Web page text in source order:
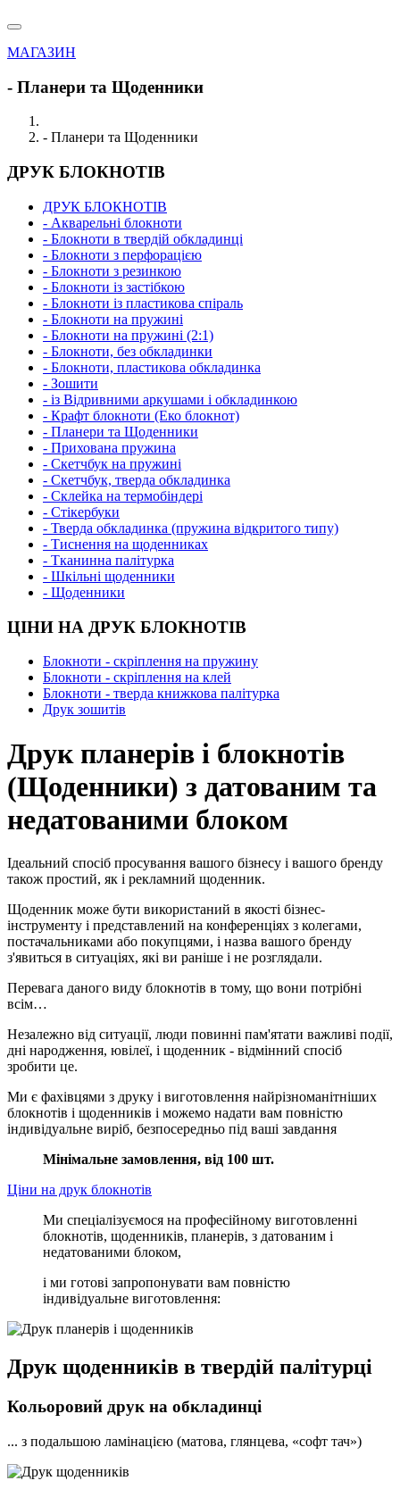
МАГАЗИН
- Планери та Щоденники
- Планери та Щоденники
ДРУК БЛОКНОТІВ
ДРУК БЛОКНОТІВ
- Акварельні блокноти
- Блокноти в твердій обкладинці
- Блокноти з перфорацією
- Блокноти з резинкою
- Блокноти із застібкою
- Блокноти із пластикова спіраль
- Блокноти на пружині
- Блокноти на пружині (2:1)
- Блокноти, без обкладинки
- Блокноти, пластикова обкладинка
- Зошити
- із Відривними аркушами і обкладинкою
- Крафт блокноти (Еко блокнот)
- Планери та Щоденники
- Прихована пружина
- Скетчбук на пружині
- Скетчбук, тверда обкладинка
- Склейка на термобіндері
- Стікербуки
- Тверда обкладинка (пружина відкритого типу)
- Тиснення на щоденниках
- Тканинна палітурка
- Шкільні щоденники
- Щоденники
ЦІНИ НА ДРУК БЛОКНОТІВ
Блокноти - скріплення на пружину
Блокноти - скріплення на клей
Блокноти - тверда книжкова палітурка
Друк зошитів
Друк планерів і блокнотів
(Щоденники) з датованим та
недатованими блоком
Ідеальний спосіб просування вашого бізнесу і вашого бренду
також простий, як і рекламний щоденник.
Щоденник може бути використаний в якості бізнес-
інструменту і представлений на конференціях з колегами,
постачальниками або покупцями, і назва вашого бренду
з'явиться в ситуаціях, які ви раніше і не розглядали.
Перевага даного виду блокнотів в тому, що вони потрібні
всім…
Незалежно від ситуації, люди повинні пам'ятати важливі події,
дні народження, ювілеї, і щоденник - відмінний спосіб
зробити це.
Ми є фахівцями з друку і виготовлення найрізноманітніших
блокнотів і щоденників і можемо надати вам повністю
індивідуальне виріб, безпосередньо під ваші завдання
Мінімальне замовлення, від 100 шт.
Ціни на друк блокнотів
Ми спеціалізуємося на професійному виготовленні
блокнотів, щоденників, планерів, з датованим і
недатованими блоком,
і ми готові запропонувати вам повністю
індивідуальне виготовлення:
Друк щоденників в твердій палітурці
Кольоровий друк на обкладинці
... з подальшою ламінацією (матова, глянцева, «софт тач»)